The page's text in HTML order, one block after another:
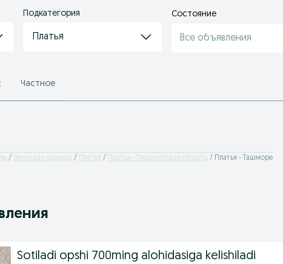
Подкатегория
Платья
Состояние
Все объявления
Частное
Женская одежда Платья Платья - Ташкентская область Платья - Ташморе
Sotiladi opshi 700ming alohidasiga kelishiladi